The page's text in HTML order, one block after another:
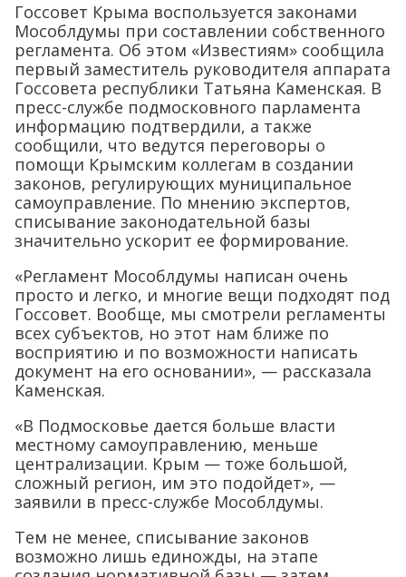
Госсовет Крыма воспользуется законами
Мособлдумы при составлении собственного
регламента. Об этом «Известиям» сообщила
первый заместитель руководителя аппарата
Госсовета республики Татьяна Каменская. В
пресс-службе подмосковного парламента
информацию подтвердили, а также
сообщили, что ведутся переговоры о
помощи Крымским коллегам в создании
законов, регулирующих муниципальное
самоуправление. По мнению экспертов,
списывание законодательной базы
значительно ускорит ее формирование.
«Регламент Мособлдумы написан очень
просто и легко, и многие вещи подходят под
Госсовет. Вообще, мы смотрели регламенты
всех субъектов, но этот нам ближе по
восприятию и по возможности написать
документ на его основании», — рассказала
Каменская.
«В Подмосковье дается больше власти
местному самоуправлению, меньше
централизации. Крым — тоже большой,
сложный регион, им это подойдет», —
заявили в пресс-службе Мособлдумы.
Тем не менее, списывание законов
возможно лишь единожды, на этапе